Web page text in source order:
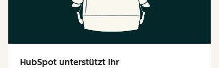
HubSpot unterstützt Ihr